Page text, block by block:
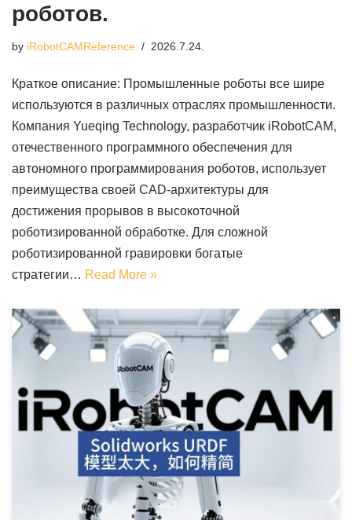
роботов.
by iRobotCAMReference 2026.7.24.
Краткое описание: Промышленные роботы все шире
используются в различных отраслях промышленности.
Компания Yueqing Technology, разработчик iRobotCAM,
отечественного программного обеспечения для
автономного программирования роботов, использует
преимущества своей CAD-архитектуры для
достижения прорывов в высокоточной
роботизированной обработке. Для сложной
роботизированной гравировки богатые
стратегии… Read More »